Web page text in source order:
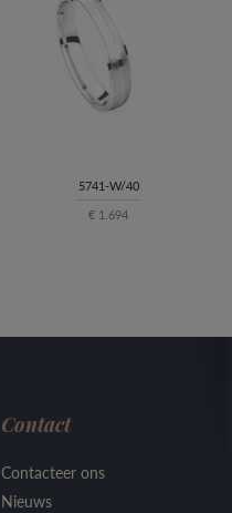
5741-W/40
€ 1.694
Contact
Contacteer ons
Nieuws